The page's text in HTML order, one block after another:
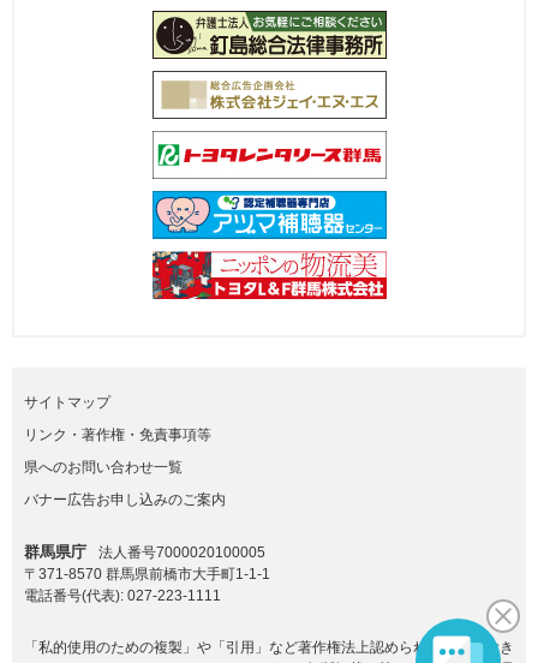
サイトマップ
リンク・著作権・免責事項等
県へのお問い合わせ一覧
バナー広告お申し込みのご案内
群馬県庁
法人番号7000020100005
〒371-8570 群馬県前橋市大手町1-1-1
電話番号(代表): 027-223-1111
「私的使用のための複製」や「引用」など著作権法上認められた場合を除き